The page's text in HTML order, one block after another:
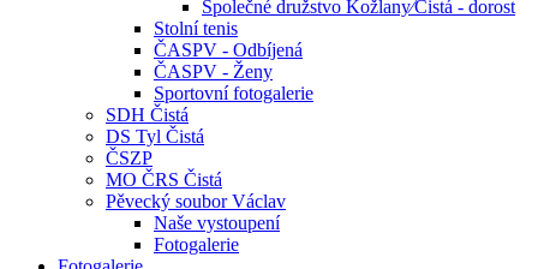
Společné družstvo Kožlany⁄Čistá - dorost
Stolní tenis
ČASPV - Odbíjená
ČASPV - Ženy
Sportovní fotogalerie
SDH Čistá
DS Tyl Čistá
ČSZP
MO ČRS Čistá
Pěvecký soubor Václav
Naše vystoupení
Fotogalerie